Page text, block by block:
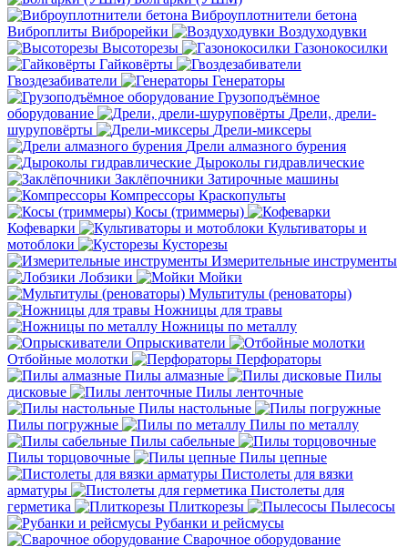
Виброуплотнители бетона
Виброплиты Виброрейки
Воздуходувки
Высоторезы
Газонокосилки
Гайковёрты
Гвоздезабиватели
Генераторы
Грузоподъёмное
оборудование
Дрели, дрели-
шуруповёрты
Дрели-миксеры
Дрели алмазного бурения
Дыроколы гидравлические
Заклёпочники Затирочные машины
Компрессоры Краскопульты
Косы (триммеры)
Кофеварки
Культиваторы и
мотоблоки
Кусторезы
Измерительные инструменты
Лобзики
Мойки
Мультитулы (реноваторы)
Ножницы для травы
Ножницы по металлу
Опрыскиватели
Отбойные молотки
Перфораторы
Пилы алмазные
Пилы
дисковые
Пилы ленточные
Пилы настольные
Пилы погружные
Пилы по металлу
Пилы сабельные
Пилы торцовочные
Пилы цепные
Пистолеты для вязки
арматуры
Пистолеты для
герметика
Плиткорезы
Пылесосы
Рубанки и рейсмусы
Сварочное оборудование